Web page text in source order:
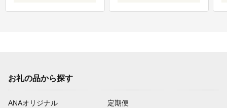
お礼の品から探す
ANAオリジナル
定期便